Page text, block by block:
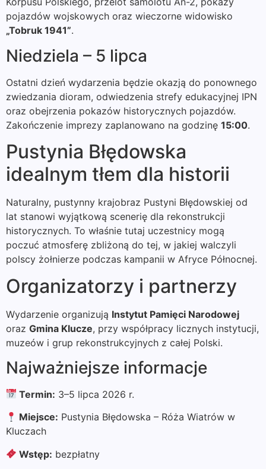
pojazdów wojskowych oraz wieczorne widowisko
„Tobruk 1941”.
Niedziela – 5 lipca
Ostatni dzień wydarzenia będzie okazją do ponownego
zwiedzania dioram, odwiedzenia strefy edukacyjnej IPN
oraz obejrzenia pokazów historycznych pojazdów.
Zakończenie imprezy zaplanowano na godzinę 15:00.
Pustynia Błędowska
idealnym tłem dla historii
Naturalny, pustynny krajobraz Pustyni Błędowskiej od
lat stanowi wyjątkową scenerię dla rekonstrukcji
historycznych. To właśnie tutaj uczestnicy mogą
poczuć atmosferę zbliżoną do tej, w jakiej walczyli
polscy żołnierze podczas kampanii w Afryce Północnej.
Organizatorzy i partnerzy
Wydarzenie organizują Instytut Pamięci Narodowej
oraz Gmina Klucze, przy współpracy licznych instytucji,
muzeów i grup rekonstrukcyjnych z całej Polski.
Najważniejsze informacje
Termin: 3–5 lipca 2026 r.
Miejsce: Pustynia Błędowska – Róża Wiatrów w
Kluczach
Wstęp: bezpłatny